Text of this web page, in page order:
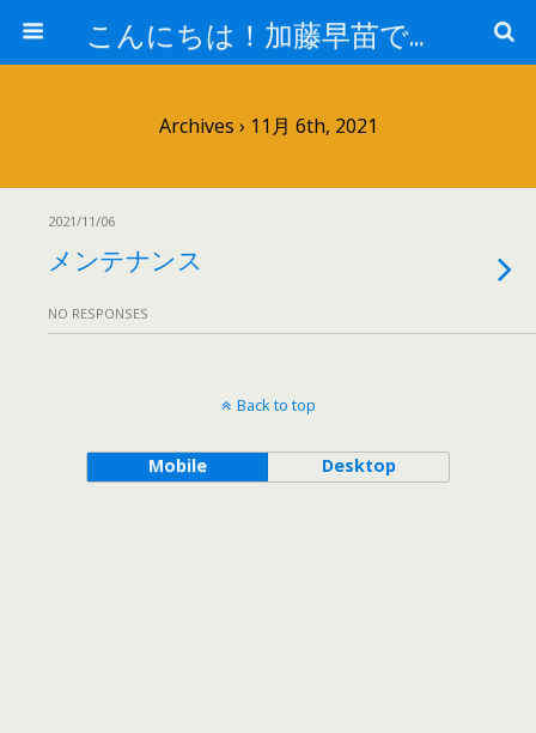
こんにちは！加藤早苗です。
Archives › 11月 6th, 2021
2021/11/06
メンテナンス
NO RESPONSES
Back to top
Mobile Desktop